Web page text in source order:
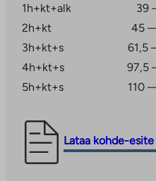
Kehittyvä Suurpellon
keskelle Espoota, Kehä
länsipuolella on
on erinomaiset
kulkuvälineillä.
Perheystävällisessä
muun muassa leikkipuisto,
Opinmäen oppimiskeskus,
1h+kt+alk
39
2h+kt
45
3h+kt+s
61,5
4h+kt+s
97,5
5h+kt+s
110
Lataa kohde-esite
Linkki
vie